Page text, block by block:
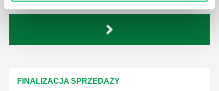
FINALIZACJA SPRZEDAŻY